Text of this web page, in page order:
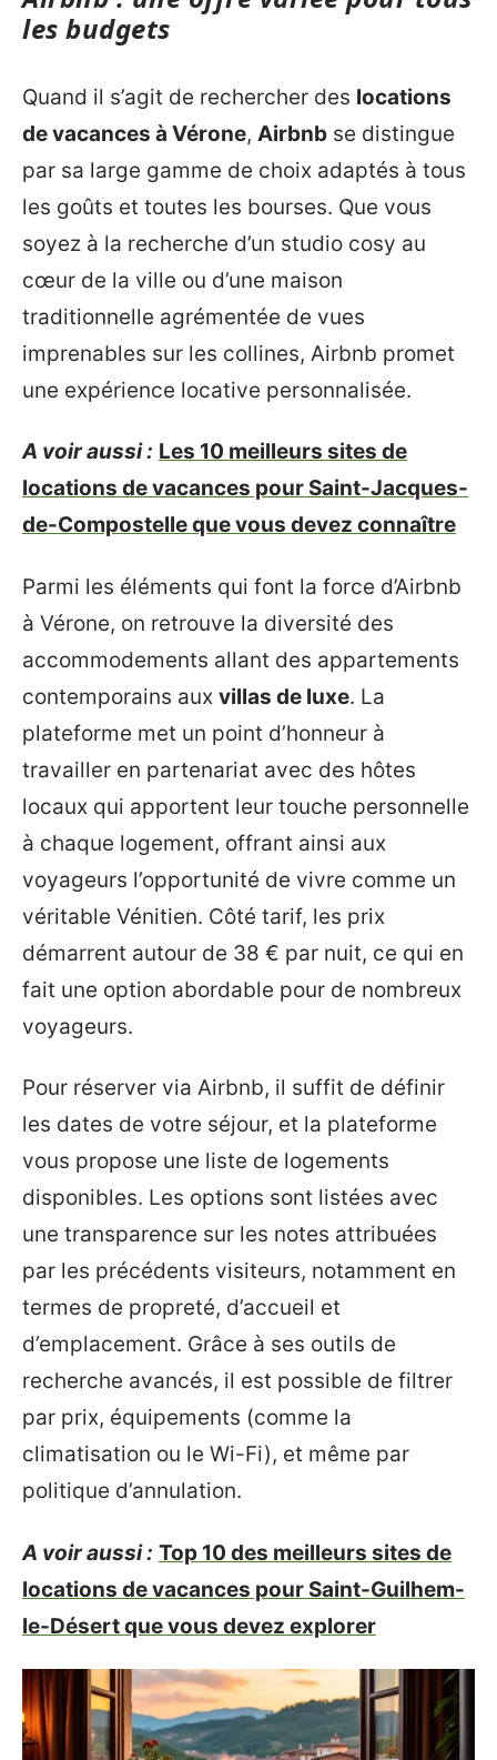
les budgets
Quand il s’agit de rechercher des locations
de vacances à Vérone, Airbnb se distingue
par sa large gamme de choix adaptés à tous
les goûts et toutes les bourses. Que vous
soyez à la recherche d’un studio cosy au
cœur de la ville ou d’une maison
traditionnelle agrémentée de vues
imprenables sur les collines, Airbnb promet
une expérience locative personnalisée.
A voir aussi : Les 10 meilleurs sites de
locations de vacances pour Saint-Jacques-
de-Compostelle que vous devez connaître
Parmi les éléments qui font la force d’Airbnb
à Vérone, on retrouve la diversité des
accommodements allant des appartements
contemporains aux villas de luxe. La
plateforme met un point d’honneur à
travailler en partenariat avec des hôtes
locaux qui apportent leur touche personnelle
à chaque logement, offrant ainsi aux
voyageurs l’opportunité de vivre comme un
véritable Vénitien. Côté tarif, les prix
démarrent autour de 38 € par nuit, ce qui en
fait une option abordable pour de nombreux
voyageurs.
Pour réserver via Airbnb, il suffit de définir
les dates de votre séjour, et la plateforme
vous propose une liste de logements
disponibles. Les options sont listées avec
une transparence sur les notes attribuées
par les précédents visiteurs, notamment en
termes de propreté, d’accueil et
d’emplacement. Grâce à ses outils de
recherche avancés, il est possible de filtrer
par prix, équipements (comme la
climatisation ou le Wi-Fi), et même par
politique d’annulation.
A voir aussi : Top 10 des meilleurs sites de
locations de vacances pour Saint-Guilhem-
le-Désert que vous devez explorer